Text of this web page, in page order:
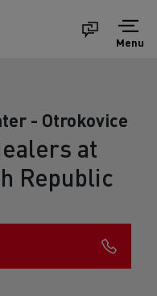
Menu
- Otrokovice
at
Republic